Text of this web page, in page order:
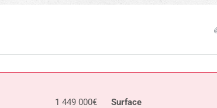
1 449 000€ Surface